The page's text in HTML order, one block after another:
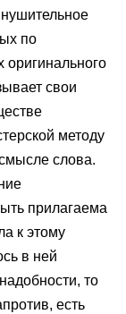
по
свои
методу
слова.
прилагаема
к этому
в ней
то
есть